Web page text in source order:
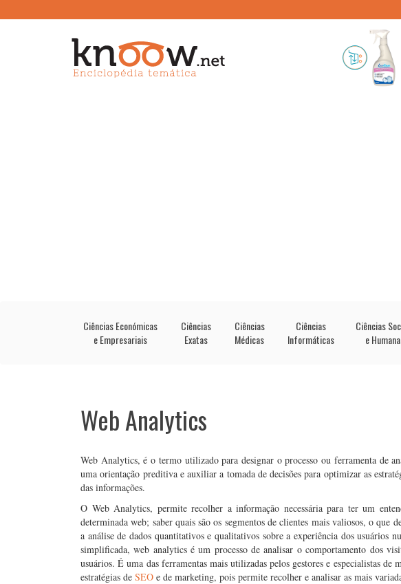
Ciências Económicas
e Empresariais
Ciências
Exatas
Ciências
Médicas
Ciências
Informáticas
Ciências
e
Web Analytics
Web Analytics, é o termo utilizado para designar o processo ou ferramenta de
uma orientação preditiva e auxiliar a tomada de decisões para optimizar as
das informações.
O Web Analytics, permite recolher a informação necessária para ter um
determinada web; saber quais são os segmentos de clientes mais valiosos, o que
a análise de dados quantitativos e qualitativos sobre a experiência dos usuários
simplificada, web analytics é um processo de analisar o comportamento dos
usuários. É uma das ferramentas mais utilizadas pelos gestores e especialistas
estratégias de SEO e de marketing, pois permite recolher e analisar as mais